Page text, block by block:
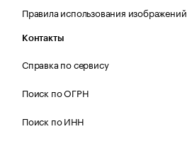
Правила использования изображений
Контакты
Справка по сервису
Поиск по ОГРН
Поиск по ИНН